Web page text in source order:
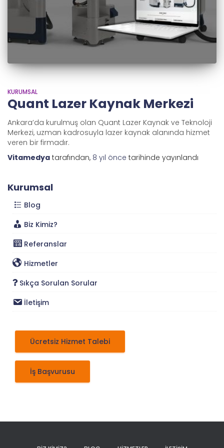
KURUMSAL
Quant Lazer Kaynak Merkezi
Ankara’da kurulmuş olan Quant Lazer Kaynak ve Teknoloji
Merkezi, uzman kadrosuyla lazer kaynak alanında hizmet
veren bir firmadır.
Vitamedya tarafından, 8 yıl önce tarihinde yayınlandı
Kurumsal
Blog
Biz Kimiz?
Referanslar
Hizmetler
Sıkça Sorulan Sorular
İletişim
Ücretsiz Hizmet Talebi
İş Başvurusu